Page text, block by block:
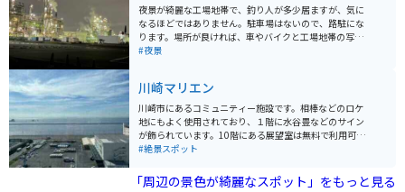
夜景が綺麗な工場地帯で、釣り人が多少居ますが、気に
なるほどではありません。駐車場はないので、路駐にな
ります。場所が良ければ、車やバイクと工場地帯の写真
が撮れます。
#夜景
川崎マリエン
川崎市にあるコミュニティー施設です。相棒などのロケ
地にもよく使用されており、１階に水谷豊などのサイン
が飾られています。10階にある展望室は無料で利用可能
で、朝9時から夜9時まで開いています。夜は美しい工場
施設があったり、屋外にはバーベキュー場もあります。
#絶景スポット
「周辺の景色が綺麗なスポット」をもっと見る